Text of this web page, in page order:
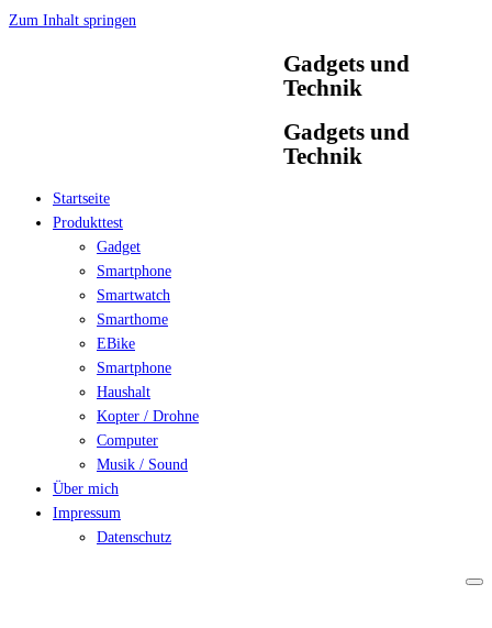
Zum Inhalt springen
Gadgets und
Technik
Gadgets und
Technik
Startseite
Produkttest
Gadget
Smartphone
Smartwatch
Smarthome
EBike
Smartphone
Haushalt
Kopter / Drohne
Computer
Musik / Sound
Über mich
Impressum
Datenschutz